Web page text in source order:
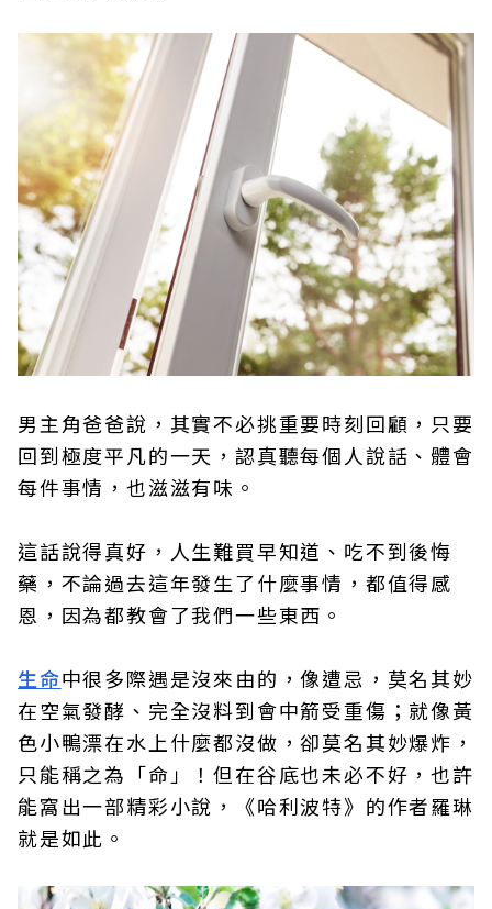
男主角爸爸說，其實不必挑重要時刻回顧，只要
回到極度平凡的一天，認真聽每個人說話、體會
每件事情，也滋滋有味。
這話說得真好，人生難買早知道、吃不到後悔
藥，不論過去這年發生了什麼事情，都值得感
恩，因為都教會了我們一些東西。
生命中很多際遇是沒來由的，像遭忌，莫名其妙
在空氣發酵、完全沒料到會中箭受重傷；就像黃
色小鴨漂在水上什麼都沒做，卻莫名其妙爆炸，
只能稱之為「命」！但在谷底也未必不好，也許
能窩出一部精彩小說，《哈利波特》的作者羅琳
就是如此。